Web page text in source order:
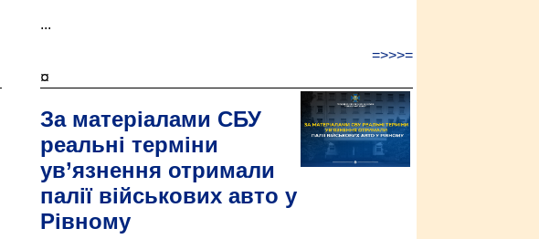
...
=>>>=
¤
За матеріалами СБУ
реальні терміни
ув’язнення отримали
палії військових авто у
Рівному